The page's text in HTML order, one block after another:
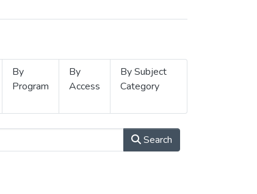
By
Program
By
Access
By Subject
Category
Search